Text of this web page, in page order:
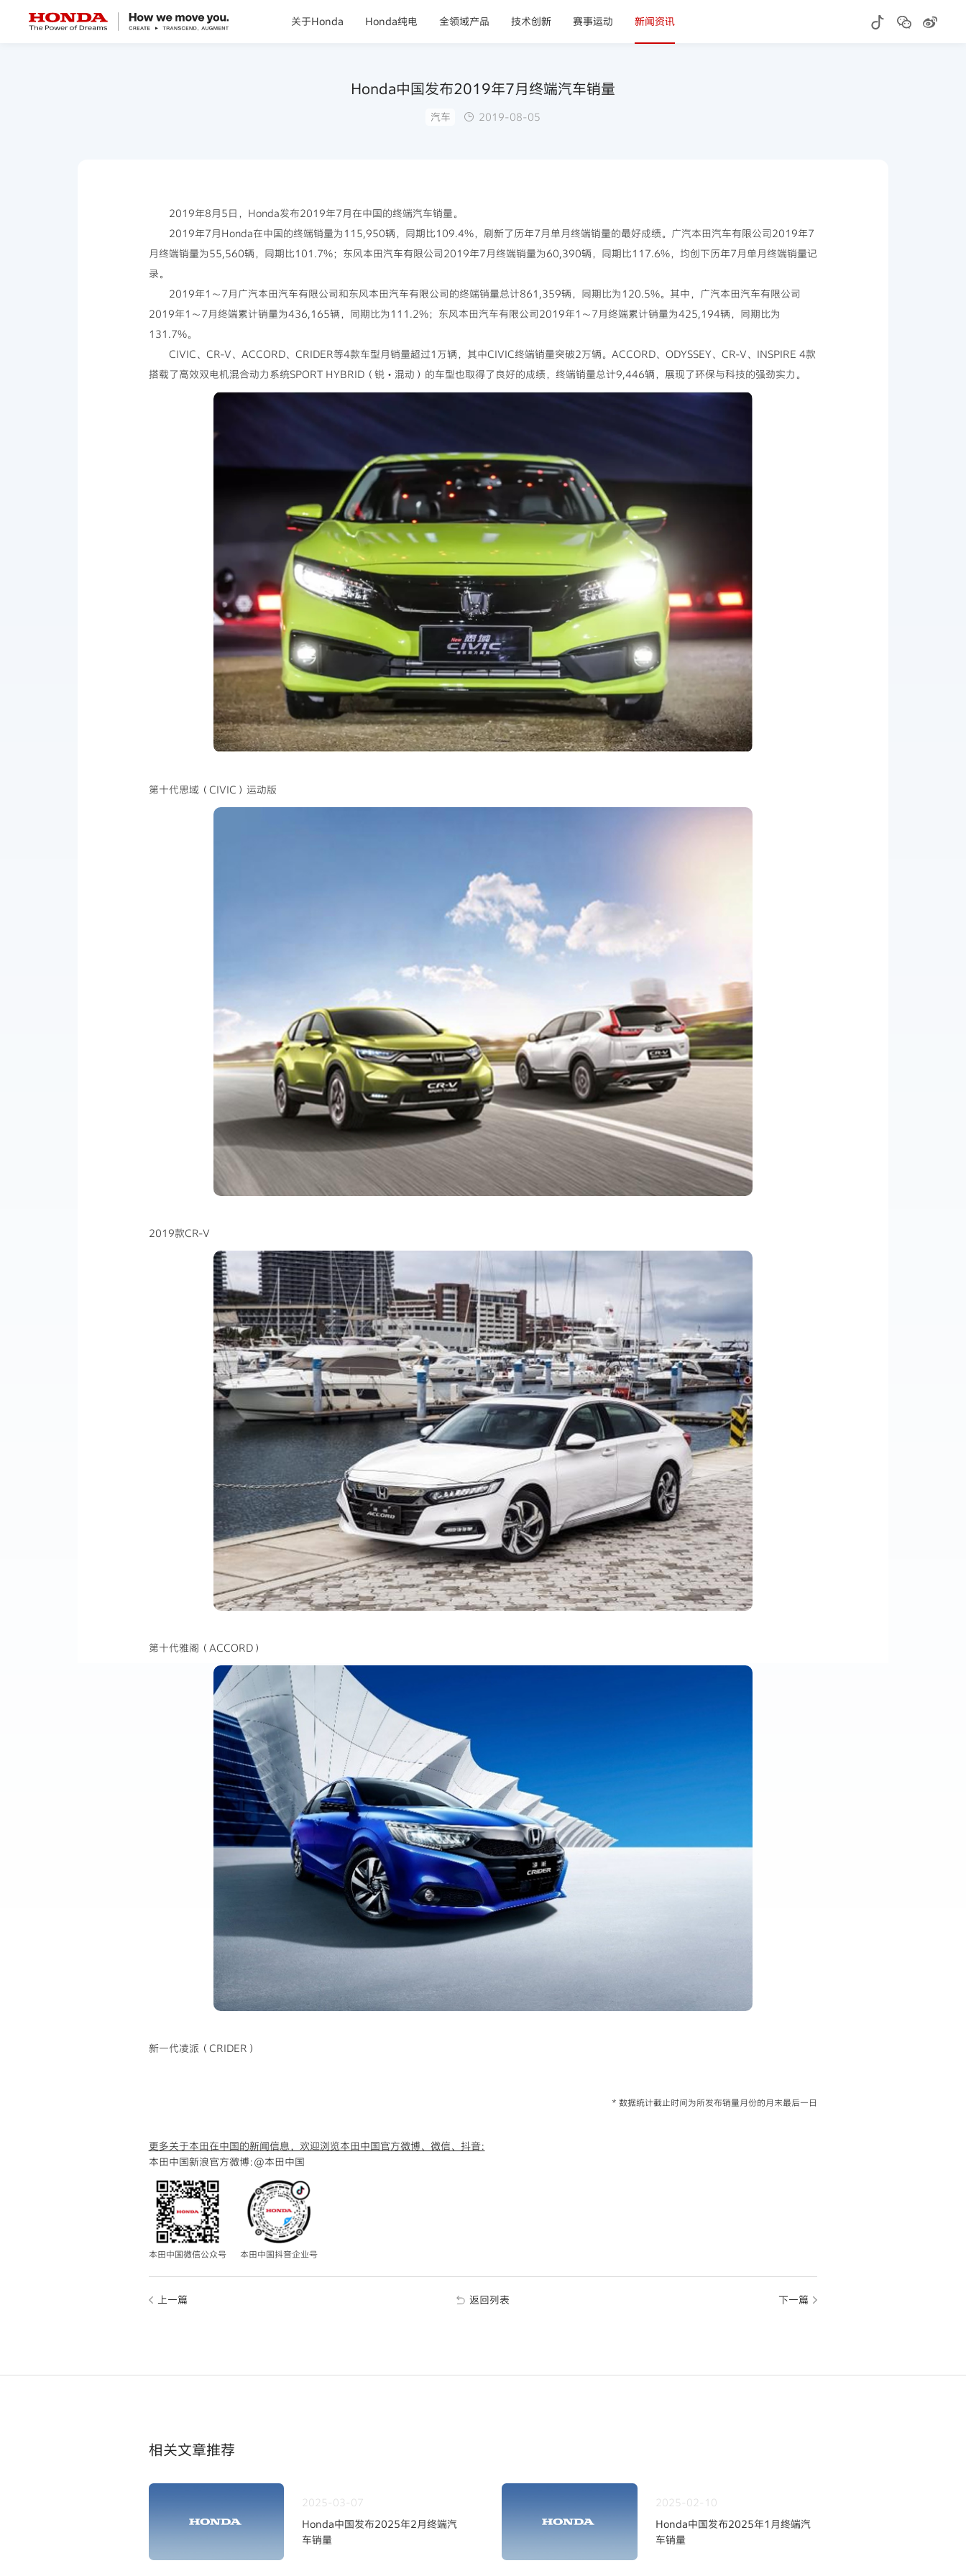
关于Honda Honda纯电 全领域产品 技术创新 赛事运动 新闻资讯
Honda中国发布2019年7月终端汽车销量
汽车 2019-08-05
2019年8月5日，Honda发布2019年7月在中国的终端汽车销量。
2019年7月Honda在中国的终端销量为115,950辆，同期比109.4%，刷新了历年7月单月终端销量的最好成绩。广汽本田汽车有限公司2019年7
月终端销量为55,560辆，同期比101.7%；东风本田汽车有限公司2019年7月终端销量为60,390辆，同期比117.6%，均创下历年7月单月终端销量记
录。
2019年1～7月广汽本田汽车有限公司和东风本田汽车有限公司的终端销量总计861,359辆，同期比为120.5%。其中，广汽本田汽车有限公司
2019年1～7月终端累计销量为436,165辆，同期比为111.2%；东风本田汽车有限公司2019年1～7月终端累计销量为425,194辆，同期比为
131.7%。
CIVIC、CR-V、ACCORD、CRIDER等4款车型月销量超过1万辆，其中CIVIC终端销量突破2万辆。ACCORD、ODYSSEY、CR-V、INSPIRE 4款
搭载了高效双电机混合动力系统SPORT HYBRID（锐・混动）的车型也取得了良好的成绩，终端销量总计9,446辆，展现了环保与科技的强劲实力。
第十代思域（CIVIC）运动版
2019款CR-V
第十代雅阁（ACCORD）
新一代凌派（CRIDER）
* 数据统计截止时间为所发布销量月份的月末最后一日
更多关于本田在中国的新闻信息，欢迎浏览本田中国官方微博、微信、抖音:
本田中国新浪官方微博:@本田中国
本田中国微信公众号 本田中国抖音企业号
上一篇 返回列表 下一篇
相关文章推荐
2025-03-07
Honda中国发布2025年2月终端汽
车销量
2025-02-10
Honda中国发布2025年1月终端汽
车销量